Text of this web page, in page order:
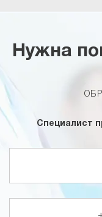
Нужна
Специалист